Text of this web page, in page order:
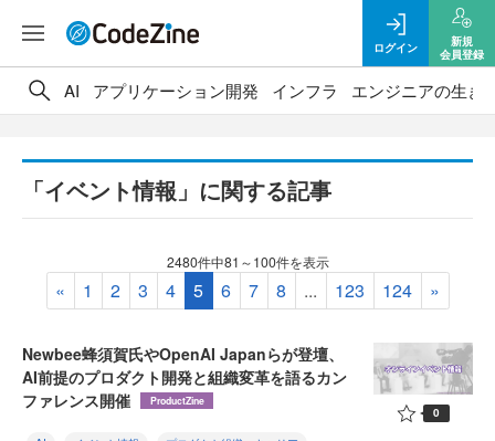
ログイン
新規
会員登録
AI アプリケーション開発 インフラ エンジニアの生き
「イベント情報」に関する記事
2480件中81～100件を表示
« 1 2 3 4 5 6 7 8 ... 123 124 »
Newbee蜂須賀氏やOpenAI Japanらが登壇、
AI前提のプロダクト開発と組織変革を語るカン
ファレンス開催
ProductZine
0